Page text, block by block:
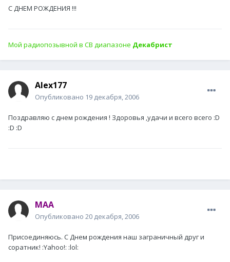
С ДНЕМ РОЖДЕНИЯ !!!
Мой радиопозывной в СВ диапазоне Декабрист
Alex177
Опубликовано 19 декабря, 2006
Поздравляю с днем рождения ! Здоровья ,удачи и всего всего :D
:D :D
MAA
Опубликовано 20 декабря, 2006
Присоединяюсь. С Днем рождения наш заграничный друг и
соратник! :Yahoo!: :lol: